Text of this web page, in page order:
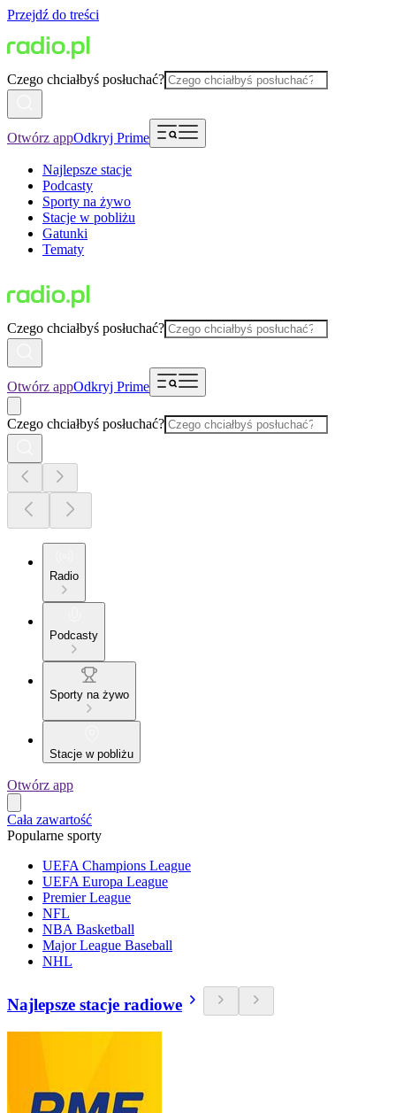
Przejdź do treści
Czego chciałbyś posłuchać?
Otwórz appOdkryj Prime
Najlepsze stacje
Podcasty
Sporty na żywo
Stacje w pobliżu
Gatunki
Tematy
Czego chciałbyś posłuchać?
Otwórz appOdkryj Prime
Czego chciałbyś posłuchać?
Radio
Podcasty
Sporty na żywo
Stacje w pobliżu
Otwórz app
Cała zawartość
Popularne sporty
UEFA Champions League
UEFA Europa League
Premier League
NFL
NBA Basketball
Major League Baseball
NHL
Najlepsze stacje radiowe